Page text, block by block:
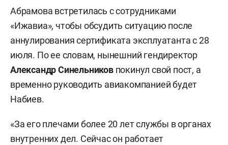
Абрамова встретилась с сотрудниками
«Ижавиа», чтобы обсудить ситуацию после
аннулирования сертификата эксплуатанта с 28
июля. По ее словам, нынешний гендиректор
Александр Синельниковпокинул свой пост, а
временно руководить авиакомпанией будет
Набиев.
«За его плечами более 20 лет службы в органах
внутренних дел. Сейчас он работает